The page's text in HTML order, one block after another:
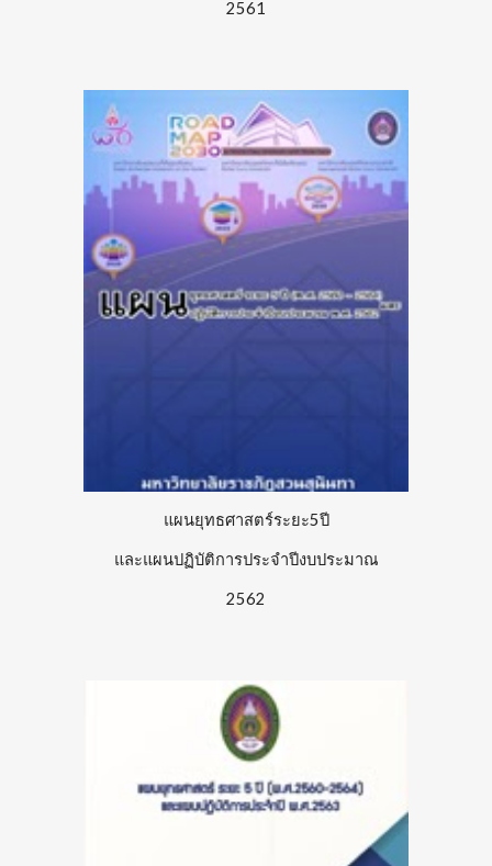
2561
แผนยุทธศาสตร์ระยะ5ปี
และแผนปฏิบัติการประจำปีงบประมาณ
2562